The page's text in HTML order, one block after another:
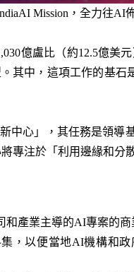
Mission，全力往AI
億盧比（約12.5億美
中，這項工作的基石
中心」，其任務是領導
專注於「利用邊緣和分
產業主導的AI專案的商
，以便當地AI機構和